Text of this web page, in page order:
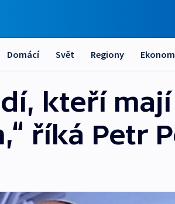
Domácí Svět Regiony
kteří
říká Petr